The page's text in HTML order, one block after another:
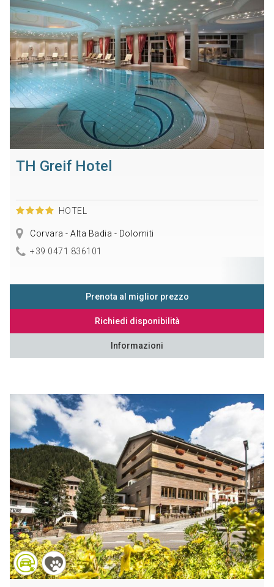
TH Greif Hotel
HOTEL
Corvara - Alta Badia - Dolomiti
+39 0471 836101
Prenota al miglior prezzo
Richiedi disponibilità
Informazioni